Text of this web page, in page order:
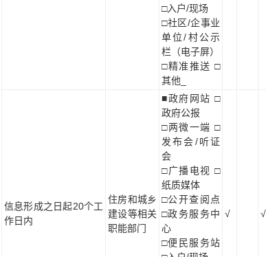
□入户/现场
□社区/企事业
单位/村公示
栏（电子屏）
□精准推送 □
其他_
信息形成之日起20个工
作日内
住房和城乡
建设等相关
职能部门
■政府网站 □
政府公报
□两微一端 □
发布会/听证
会
□广播电视 □
纸质媒体
□公开查阅点
□政务服务中
心
□便民服务站
√ √